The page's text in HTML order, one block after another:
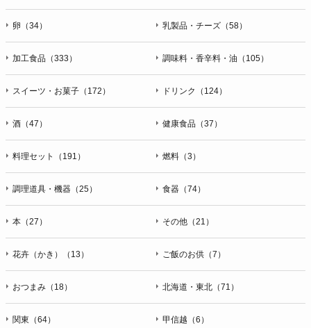
卵（34） 乳製品・チーズ（58）
加工食品（333） 調味料・香辛料・油（105）
スイーツ・お菓子（172） ドリンク（124）
酒（47） 健康食品（37）
料理セット（191） 燃料（3）
調理道具・機器（25） 食器（74）
本（27） その他（21）
花卉（かき）（13） ご飯のお供（7）
おつまみ（18） 北海道・東北（71）
関東（64） 甲信越（6）